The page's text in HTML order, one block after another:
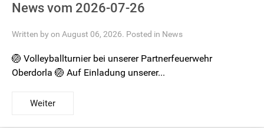
News vom 2026-07-26
Written by on August 06, 2026. Posted in News
🏐 Volleyballturnier bei unserer Partnerfeuerwehr
Oberdorla 🏐 Auf Einladung unserer...
Weiter